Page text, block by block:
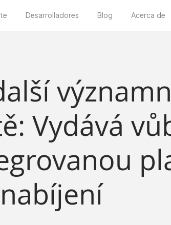
Desarrolladores Blog Acerca de
Vydává
nabíjení